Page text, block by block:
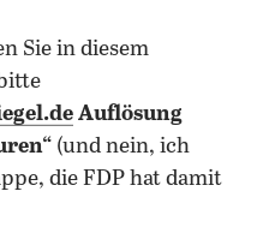
Sie in diesem
Auflösung
(und nein, ich
die FDP hat damit